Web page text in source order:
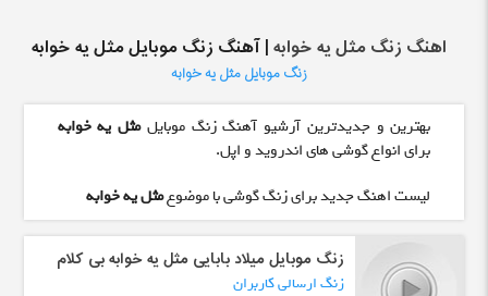
اهنگ زنگ مثل یه خوابه| آهنگ زنگ موبایل مثل یه خوابه
زنگ موبایل مثل یه خوابه
بهترین و جدیدترین آرشیو آهنگ زنگ موبایلمثل یه خوابه
برای انواع گوشی های اندروید و اپل.
لیست اهنگ جدید برای زنگ گوشی با موضوعمثل یه خوابه
زنگ موبایل میلاد بابایی مثل یه خوابه بی کلام
زنگ ارسالی کاربران